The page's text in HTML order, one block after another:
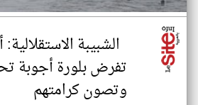
الشبيبة
تفرض بلورة أجوبة
وتصون كرامتهم